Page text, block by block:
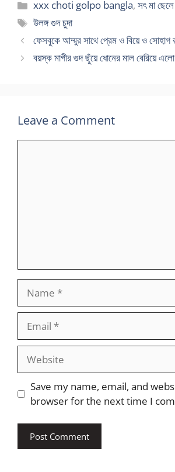
Categories
xxx choti golpo bangla,সৎ মা ছেলে
Tags
উলঙ্গ গুদ চুদা
ফেসবুকে আম্মুর সাথে প্রেম ও বিয়ে ও সোহাগ
বয়স্ক মাগীর গুদ ছুঁয়ে ধোনের মাল বেরিয়ে এলো
Leave a Comment
Website
Save my name, email, and
browser for the next time I